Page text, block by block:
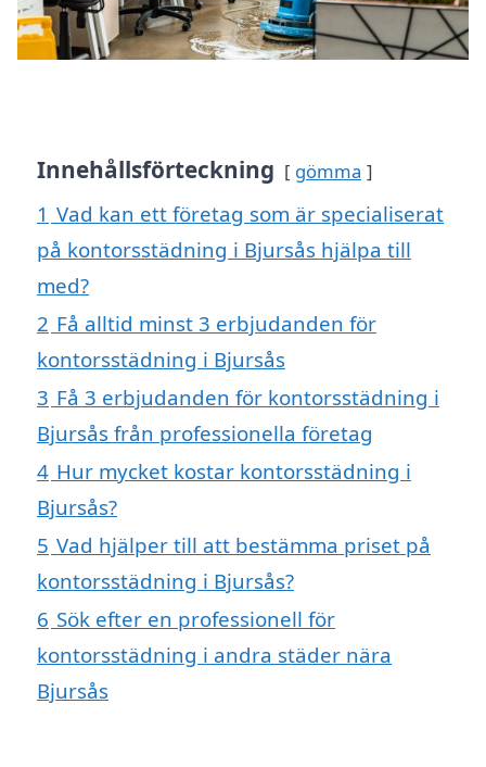
Innehållsförteckning gömma
1 Vad kan ett företag som är specialiserat
på kontorsstädning i Bjursås hjälpa till
med?
2 Få alltid minst 3 erbjudanden för
kontorsstädning i Bjursås
3 Få 3 erbjudanden för kontorsstädning i
Bjursås från professionella företag
4 Hur mycket kostar kontorsstädning i
Bjursås?
5 Vad hjälper till att bestämma priset på
kontorsstädning i Bjursås?
6 Sök efter en professionell för
kontorsstädning i andra städer nära
Bjursås